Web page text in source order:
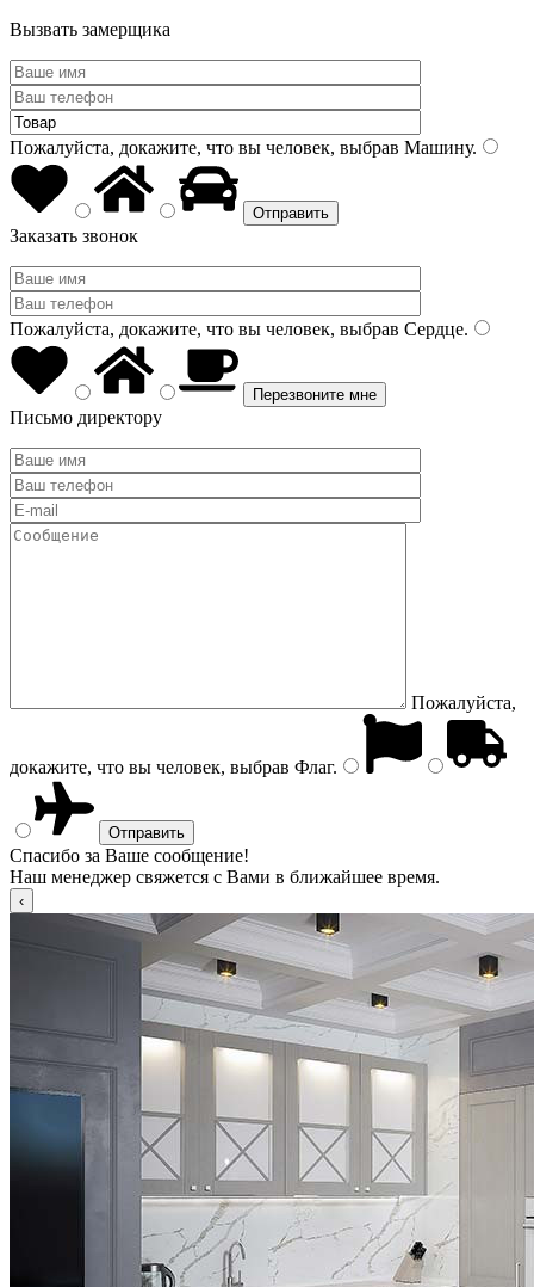
Вызвать замерщика
Пожалуйста, докажите, что вы человек, выбрав Машину.
Заказать звонок
Пожалуйста, докажите, что вы человек, выбрав Сердце.
Письмо директору
Пожалуйста,
докажите, что вы человек, выбрав Флаг.
Спасибо за Ваше сообщение!
Наш менеджер свяжется с Вами в ближайшее время.